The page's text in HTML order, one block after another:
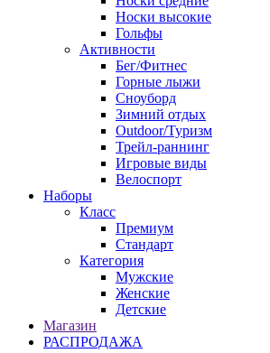
Носки высокие
Гольфы
Активности
Бег/Фитнес
Горные лыжи
Сноуборд
Зимний отдых
Outdoor/Туризм
Трейл-раннинг
Игровые виды
Велоспорт
Наборы
Класс
Премиум
Стандарт
Категория
Мужские
Женские
Детские
Магазин
РАСПРОДАЖА